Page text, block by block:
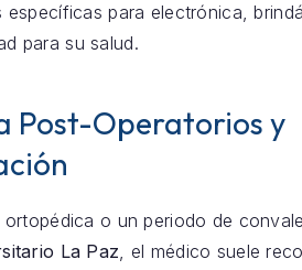
específicas para electrónica,
para su salud.
Post-Operatorios y
ortopédica o un periodo de
La Paz, el médico suele